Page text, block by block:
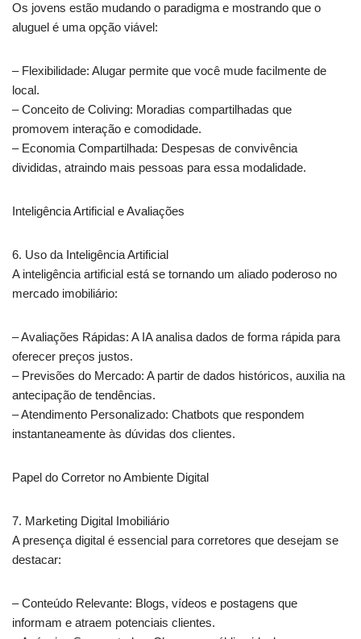
Os jovens estão mudando o paradigma e mostrando que o
aluguel é uma opção viável:
– Flexibilidade: Alugar permite que você mude facilmente de
local.
– Conceito de Coliving: Moradias compartilhadas que
promovem interação e comodidade.
– Economia Compartilhada: Despesas de convivência
divididas, atraindo mais pessoas para essa modalidade.
Inteligência Artificial e Avaliações
6. Uso da Inteligência Artificial
A inteligência artificial está se tornando um aliado poderoso no
mercado imobiliário:
– Avaliações Rápidas: A IA analisa dados de forma rápida para
oferecer preços justos.
– Previsões do Mercado: A partir de dados históricos, auxilia na
antecipação de tendências.
– Atendimento Personalizado: Chatbots que respondem
instantaneamente às dúvidas dos clientes.
Papel do Corretor no Ambiente Digital
7. Marketing Digital Imobiliário
A presença digital é essencial para corretores que desejam se
destacar:
– Conteúdo Relevante: Blogs, vídeos e postagens que
informam e atraem potenciais clientes.